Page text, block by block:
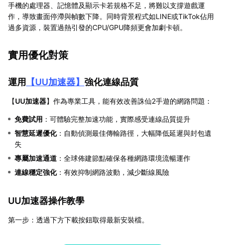
手機的處理器、記憶體及顯示卡若規格不足，將難以支撐遊戲運
作，導致畫面停滯與幀數下降。同時背景程式如LINE或TikTok佔用
過多資源，裝置過熱引發的CPU/GPU降頻更會加劇卡頓。
實用優化對策
運用 【UU加速器】 強化連線品質
【UU加速器】作為專業工具，能有效改善誅仙2手遊的網路問題：
免費試用 ：可體驗完整加速功能，實際感受連線品質提升
智慧延遲優化：自動偵測最佳傳輸路徑，大幅降低延遲與封包遺
失
專屬加速通道 ：全球佈建節點確保各種網路環境流暢運作
連線穩定強化：有效抑制網路波動，減少斷線風險
UU加速器操作教學
第一步：透過下方下載按鈕取得最新安裝檔。